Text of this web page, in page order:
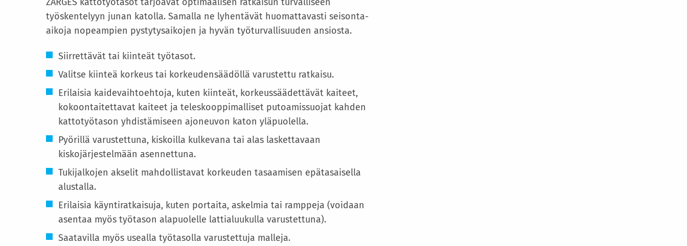
työskentelyyn junan katolla. Samalla ne lyhentävät huomattavasti seisonta-
aikoja nopeampien pystytysaikojen ja hyvän työturvallisuuden ansiosta.
Siirrettävät tai kiinteät työtasot.
Valitse kiinteä korkeus tai korkeudensäädöllä varustettu ratkaisu.
Erilaisia kaidevaihtoehtoja, kuten kiinteät, korkeussäädettävät kaiteet,
kokoontaitettavat kaiteet ja teleskooppimalliset putoamissuojat kahden
kattotyötason yhdistämiseen ajoneuvon katon yläpuolella.
Pyörillä varustettuna, kiskoilla kulkevana tai alas laskettavaan
kiskojärjestelmään asennettuna.
Tukijalkojen akselit mahdollistavat korkeuden tasaamisen epätasaisella
alustalla.
Erilaisia käyntiratkaisuja, kuten portaita, askelmia tai ramppeja (voidaan
asentaa myös työtason alapuolelle lattialuukulla varustettuna).
Saatavilla myös usealla työtasolla varustettuja malleja.